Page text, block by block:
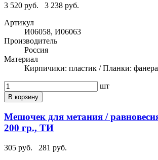
3 520 руб.
3 238 руб.
Артикул
И06058, И06063
Производитель
Россия
Материал
Кирпичики: пластик / Планки: фанера
шт
В корзину
Мешочек для метания /
200 гр., ТИ
305 руб.
281 руб.